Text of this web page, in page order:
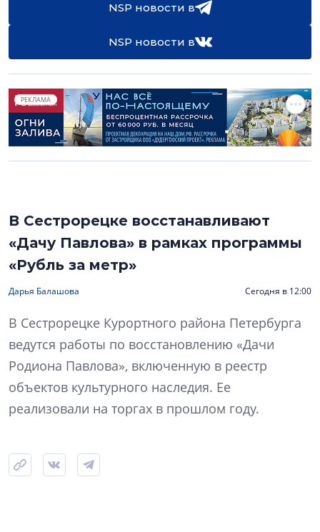
NSP новости в
NSP новости в
РЕКЛАМА
В Сестрорецке восстанавливают
«Дачу Павлова» в рамках программы
«Рубль за метр»
Дарья Балашова Сегодня в 12:00
В Сестрорецке Курортного района Петербурга
ведутся работы по восстановлению «Дачи
Родиона Павлова», включенную в реестр
объектов культурного наследия. Ее
реализовали на торгах в прошлом году.